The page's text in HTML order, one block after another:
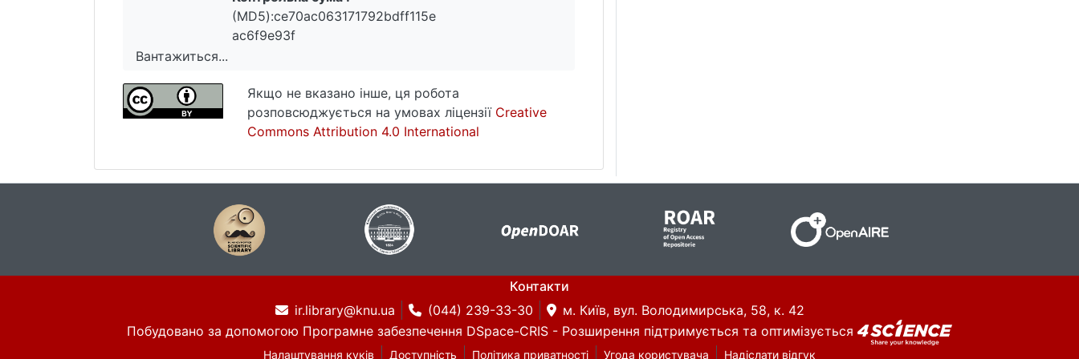
Вантажиться...
Вантажиться...
(MD5):ce70ac063171792bdff115e
ac6f9e93f
Якщо не вказано інше, ця робота
розповсюджується на умовах ліцензії Creative
Commons Attribution 4.0 International
Контакти
ir.library@knu.ua
(044) 239-33-30
м. Київ, вул. Володимирська, 58, к. 42
Побудовано за допомогою Програмне забезпечення DSpace-CRIS - Розширення підтримується та оптимізується
Налаштування куків Доступність Політика приватності Угода користувача Надіслати відгук